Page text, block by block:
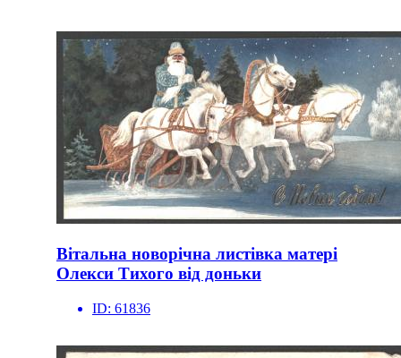
Вітальна новорічна листівка матері
Олекси Тихого від доньки
ID: 61836